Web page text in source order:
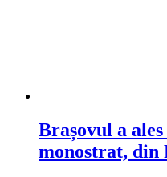
Brașovul a
monostrat, din